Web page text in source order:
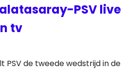
PSV live
tv
PSV de tweede wedstrijd in de